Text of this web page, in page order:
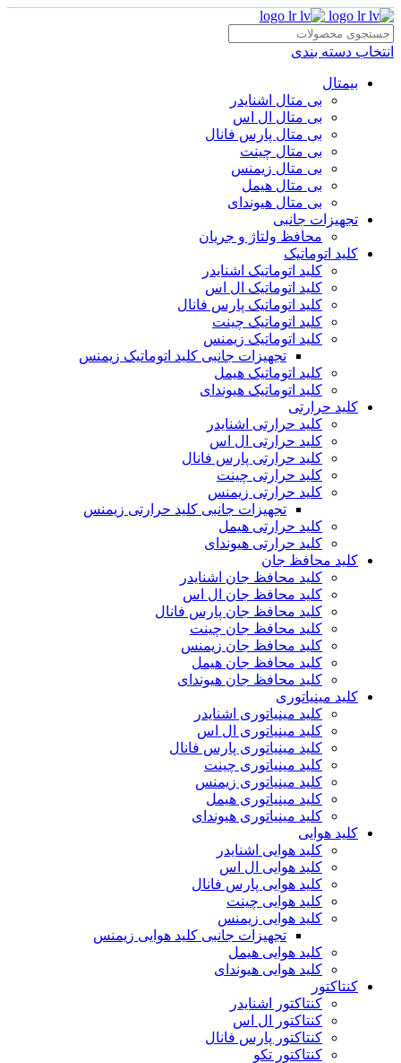
انتخاب دسته بندی
بیمتال
بی متال اشنایدر
بی متال ال اس
بی متال پارس فانال
بی متال چینت
بی متال زیمنس
بی متال هیمل
بی متال هیوندای
تجهیزات جانبی
محافظ ولتاژ و‌ جریان
کلید اتوماتیک
کلید اتوماتیک اشنایدر
کلید اتوماتیک ال اس
کلید اتوماتیک پارس فانال
کلید اتوماتیک چینت
کلید اتوماتیک زیمنس
تجهیزات جانبی کلید اتوماتیک زیمنس
کلید اتوماتیک هیمل
کلید اتوماتیک هیوندای
کلید حرارتی
کلید حرارتی اشنایدر
کلید حرارتی ال اس
کلید حرارتی پارس فانال
کلید حرارتی چینت
کلید حرارتی زیمنس
تجهیزات جانبی کلید حرارتی زیمنس
کلید حرارتی هیمل
کلید حرارتی هیوندای
کلید محافظ جان
کلید محافظ جان اشنایدر
کلید محافظ جان ال اس
کلید محافظ جان پارس فانال
کلید محافظ جان چینت
کلید محافظ جان زیمنس
کلید محافظ جان هیمل
کلید محافظ جان هیوندای
کلید مینیاتوری
کلید مینیاتوری اشنایدر
کلید مینیاتوری ال اس
کلید مینیاتوری پارس فانال
کلید مینیاتوری چینت
کلید مینیاتوری زیمنس
کلید مینیاتوری هیمل
کلید مینیاتوری هیوندای
کلید هوایی
کلید هوایی اشنایدر
کلید هوایی ال اس
کلید هوایی پارس فانال
کلید هوایی چینت
کلید هوایی زیمنس
تجهیزات جانبی کلید هوایی زیمنس
کلید هوایی هیمل
کلید هوایی هیوندای
کنتاکتور
کنتاکتور اشنایدر
کنتاکتور ال اس
کنتاکتور پارس فانال
کنتاکتور تکو